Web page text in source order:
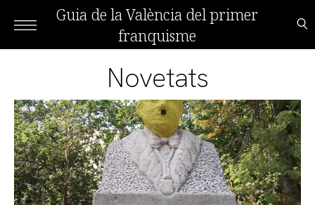
Guia de la València del primer
franquisme
Novetats